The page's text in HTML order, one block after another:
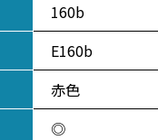
160b
E160b
赤色
◎